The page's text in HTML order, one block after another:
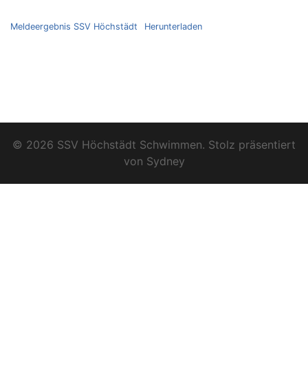
Meldeergebnis SSV Höchstädt Herunterladen
© 2026 SSV Höchstädt Schwimmen. Stolz präsentiert
von Sydney